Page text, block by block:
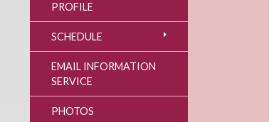
PROFILE
SCHEDULE
EMAIL INFORMATION
SERVICE
PHOTOS